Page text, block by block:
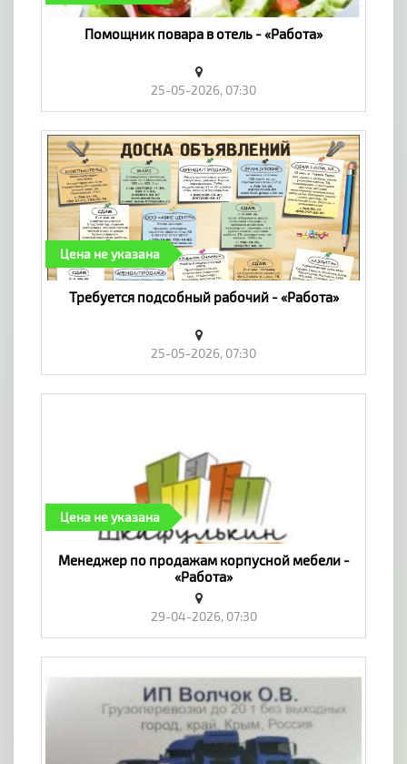
Помощник повара в отель - «Работа»
25-05-2026, 07:30
Цена не указана
Требуется подсобный рабочий - «Работа»
25-05-2026, 07:30
Цена не указана
Менеджер по продажам корпусной мебели -
«Работа»
29-04-2026, 07:30